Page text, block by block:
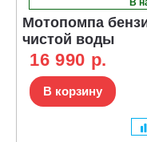
Мотопомпа
чистой воды
16 990 р.
В корзину